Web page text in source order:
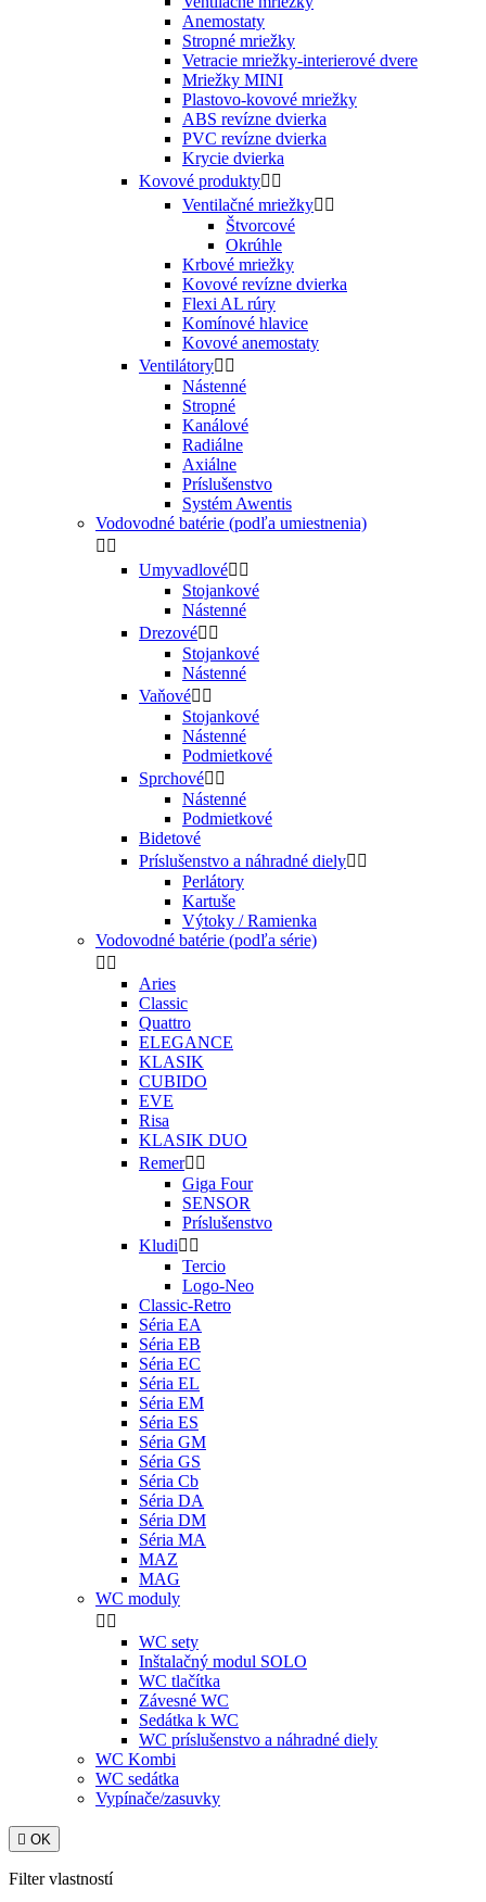
Anemostaty
Stropné mriežky
Vetracie mriežky-interierové dvere
Mriežky MINI
Plastovo-kovové mriežky
ABS revízne dvierka
PVC revízne dvierka
Krycie dvierka
Kovové produkty 
Ventilačné mriežky 
Štvorcové
Okrúhle
Krbové mriežky
Kovové revízne dvierka
Flexi AL rúry
Komínové hlavice
Kovové anemostaty
Ventilátory 
Nástenné
Stropné
Kanálové
Radiálne
Axiálne
Príslušenstvo
Systém Awentis
Vodovodné batérie (podľa umiestnenia)
 
Umyvadlové 
Stojankové
Nástenné
Drezové 
Stojankové
Nástenné
Vaňové 
Stojankové
Nástenné
Podmietkové
Sprchové 
Nástenné
Podmietkové
Bidetové
Príslušenstvo a náhradné diely 
Perlátory
Kartuše
Výtoky / Ramienka
Vodovodné batérie (podľa série)
 
Aries
Classic
Quattro
ELEGANCE
KLASIK
CUBIDO
EVE
Risa
KLASIK DUO
Remer 
Giga Four
SENSOR
Príslušenstvo
Kludi 
Tercio
Logo-Neo
Classic-Retro
Séria EA
Séria EB
Séria EC
Séria EL
Séria EM
Séria ES
Séria GM
Séria GS
Séria Cb
Séria DA
Séria DM
Séria MA
MAZ
MAG
WC moduly
 
WC sety
Inštalačný modul SOLO
WC tlačítka
Závesné WC
Sedátka k WC
WC príslušenstvo a náhradné diely
WC Kombi
WC sedátka
Vypínače/zasuvky
 OK
Filter vlastností